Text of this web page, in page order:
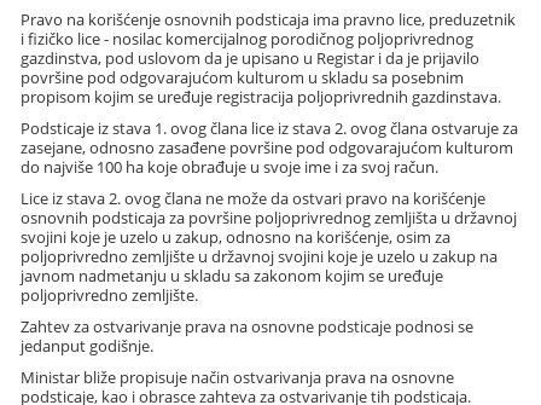
Pravo na korišćenje osnovnih podsticaja ima pravno lice, preduzetnik
i fizičko lice - nosilac komercijalnog porodičnog poljoprivrednog
gazdinstva, pod uslovom da je upisano u Registar i da je prijavilo
površine pod odgovarajućom kulturom u skladu sa posebnim
propisom kojim se uređuje registracija poljoprivrednih gazdinstava.
Podsticaje iz stava 1. ovog člana lice iz stava 2. ovog člana ostvaruje za
zasejane, odnosno zasađene površine pod odgovarajućom kulturom
do najviše 100 ha koje obrađuje u svoje ime i za svoj račun.
Lice iz stava 2. ovog člana ne može da ostvari pravo na korišćenje
osnovnih podsticaja za površine poljoprivrednog zemljišta u državnoj
svojini koje je uzelo u zakup, odnosno na korišćenje, osim za
poljoprivredno zemljište u državnoj svojini koje je uzelo u zakup na
javnom nadmetanju u skladu sa zakonom kojim se uređuje
poljoprivredno zemljište.
Zahtev za ostvarivanje prava na osnovne podsticaje podnosi se
jedanput godišnje.
Ministar bliže propisuje način ostvarivanja prava na osnovne
podsticaje, kao i obrasce zahteva za ostvarivanje tih podsticaja.